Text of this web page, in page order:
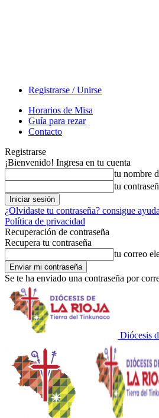
Registrarse / Unirse
Horarios de Misa
Guía para rezar
Contacto
Registrarse
¡Bienvenido! Ingresa en tu cuenta
tu nombre
tu
¿Olvidaste tu contraseña? consigue ayuda
Política de privacidad
Recuperación de contraseña
Recupera tu contraseña
tu correo
Se te ha enviado una contraseña por
Diócesis